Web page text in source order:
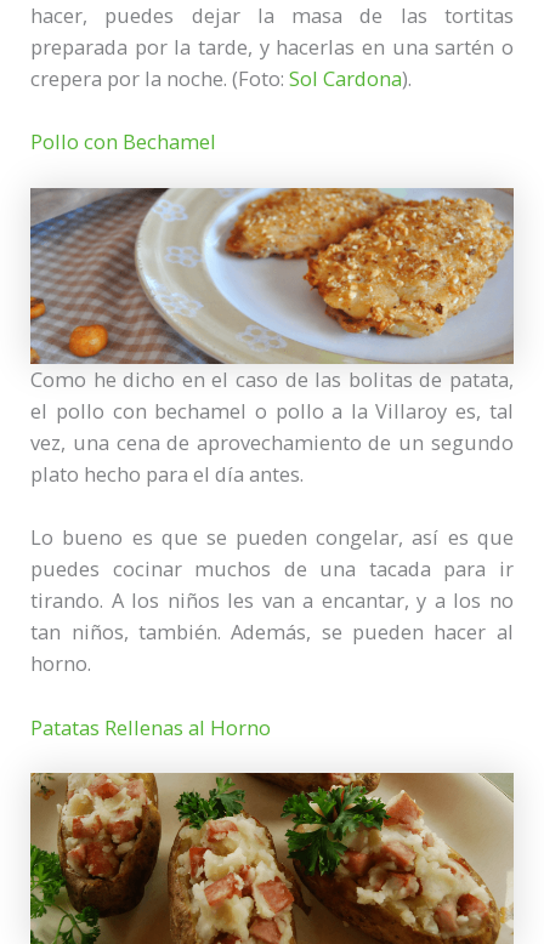
hacer, puedes dejar la masa de las tortitas
preparada por la tarde, y hacerlas en una sartén o
crepera por la noche. (Foto:Sol Cardona).
Pollo con Bechamel
Como he dicho en el caso de las bolitas de patata,
el pollo con bechamel o pollo a la Villaroy es, tal
vez, una cena de aprovechamiento de un segundo
plato hecho para el día antes.
Lo bueno es que se pueden congelar, así es que
puedes cocinar muchos de una tacada para ir
tirando. A los niños les van a encantar, y a los no
tan niños, también. Además, se pueden hacer al
horno.
Patatas Rellenas al Horno